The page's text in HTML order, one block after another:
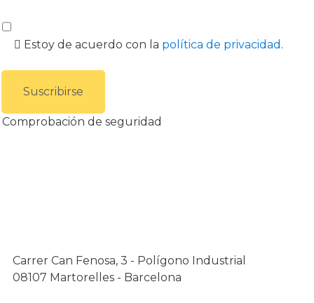
Estoy de acuerdo con la política de privacidad .
Comprobación de seguridad
Carrer Can Fenosa, 3 - Polígono Industrial
08107 Martorelles - Barcelona